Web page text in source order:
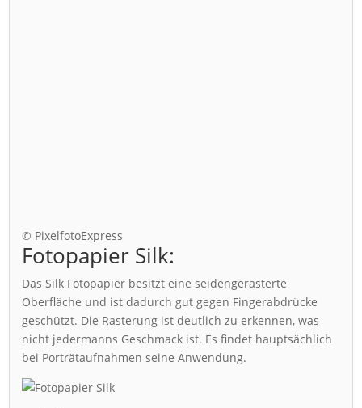
© PixelfotoExpress
Fotopapier Silk:
Das Silk Fotopapier besitzt eine seidengerasterte
Oberfläche und ist dadurch gut gegen Fingerabdrücke
geschützt. Die Rasterung ist deutlich zu erkennen, was
nicht jedermanns Geschmack ist. Es findet hauptsächlich
bei Porträtaufnahmen seine Anwendung.